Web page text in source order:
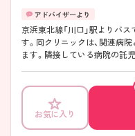
京浜東北線「川口」駅よりバ
す。同クリニックは、関連病
ます。隣接している病院の託
ンスを重視する方、子育て中
お気に入り